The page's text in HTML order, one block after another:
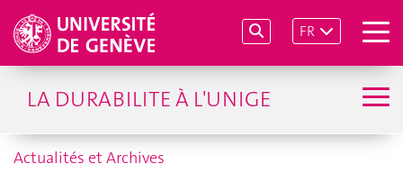
FR
LA DURABILITE À L'UNIGE
Actualités et Archives